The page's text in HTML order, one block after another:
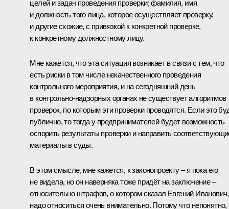
целей и задач проведения проверки; фамилия, имя
и должность того лица, которое осуществляет проверку,
и другие схожие, с привязкой к конкретной проверке,
к конкретному должностному лицу.
Мне кажется, что эта ситуация возникает в связи с тем, что
есть риски в том числе некачественного проведения
контрольного мероприятия, и на сегодняшний день
в контрольно-надзорных органах не существует алгоритмов
проверок, по которым эти проверки проводятся. Если это
публично, то тогда у предпринимателей будет возможность
оспорить результаты проверки и направить
материалы в суды.
В этом смысле, мне кажется, к законопроекту – я пока его
не видела, но он наверняка тоже придёт на заключение –
относительно штрафов, о котором сказал Евгений Иванович,
надо относиться очень внимательно. Потому что непонятно,